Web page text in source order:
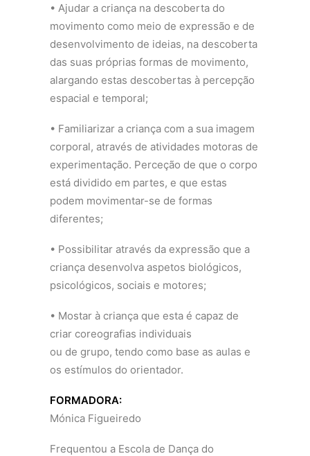
• Ajudar a criança na descoberta do
movimento como meio de expressão e de
desenvolvimento de ideias, na descoberta
das suas próprias formas de movimento,
alargando estas descobertas à percepção
espacial e temporal;
• Familiarizar a criança com a sua imagem
corporal, através de atividades motoras de
experimentação. Perceção de que o corpo
está dividido em partes, e que estas
podem movimentar-se de formas
diferentes;
• Possibilitar através da expressão que a
criança desenvolva aspetos biológicos,
psicológicos, sociais e motores;
• Mostar à criança que esta é capaz de
criar coreografias individuais
ou de grupo, tendo como base as aulas e
os estímulos do orientador.
FORMADORA:
Mónica Figueiredo
Frequentou a Escola de Dança do